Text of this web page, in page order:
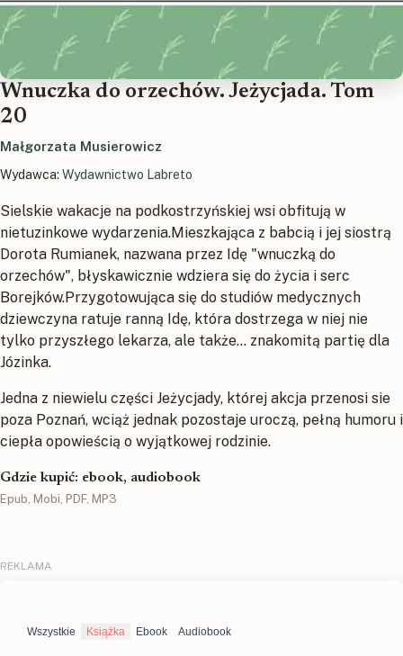
Wnuczka do orzechów. Jeżycjada. Tom
20
Małgorzata Musierowicz
Wydawca: Wydawnictwo Labreto
Sielskie wakacje na podkostrzyńskiej wsi obfitują w
nietuzinkowe wydarzenia.Mieszkająca z babcią i jej siostrą
Dorota Rumianek, nazwana przez Idę "wnuczką do
orzechów", błyskawicznie wdziera się do życia i serc
Borejków.Przygotowująca się do studiów medycznych
dziewczyna ratuje ranną Idę, która dostrzega w niej nie
tylko przyszłego lekarza, ale także... znakomitą partię dla
Józinka.
Jedna z niewielu części Jeżycjady, której akcja przenosi sie
poza Poznań, wciąż jednak pozostaje uroczą, pełną humoru i
ciepła opowieścią o wyjątkowej rodzinie.
Gdzie kupić: ebook, audiobook
Epub, Mobi, PDF, MP3